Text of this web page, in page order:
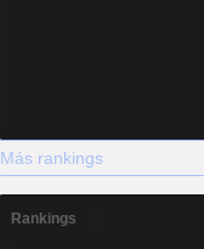
Más rankings
Rankings